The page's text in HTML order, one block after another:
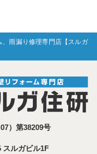
雨漏り修理専門店【スルガ
）第38209号
スルガビル1F